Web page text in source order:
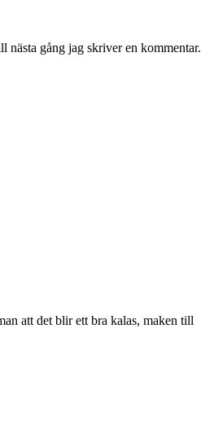
nästa gång jag skriver en kommentar.
att det blir ett bra kalas, maken till